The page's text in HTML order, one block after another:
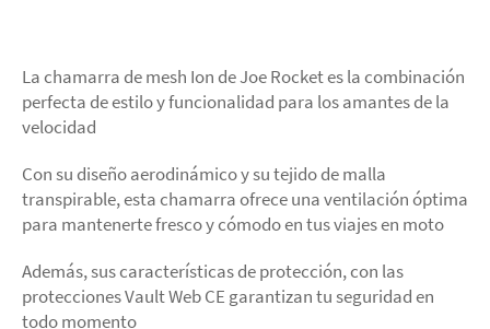
La chamarra de mesh Ion de Joe Rocket es la combinación
perfecta de estilo y funcionalidad para los amantes de la
velocidad
Con su diseño aerodinámico y su tejido de malla
transpirable, esta chamarra ofrece una ventilación óptima
para mantenerte fresco y cómodo en tus viajes en moto
Además, sus características de protección, con las
protecciones Vault Web CE garantizan tu seguridad en
todo momento